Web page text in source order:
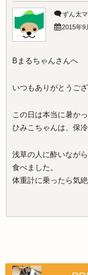
ずん太
2015年9
Bまるちゃんさんへ
いつもありがとうござ
この日は本当に暑かっ
ひみこちゃんは、保
浅草の人に酔いなが
食べました。
体重計に乗ったら気